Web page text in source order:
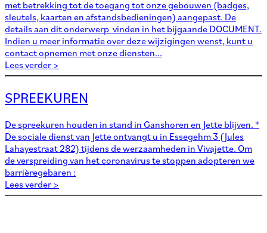
met betrekking tot de toegang tot onze gebouwen (badges,
sleutels, kaarten en afstandsbedieningen) aangepast. De
details aan dit onderwerp vinden in het bijgaande DOCUMENT.
Indien u meer informatie over deze wijzigingen wenst, kunt u
contact opnemen met onze diensten...
Lees verder >
SPREEKUREN
De spreekuren houden in stand in Ganshoren en Jette blijven. *
De sociale dienst van Jette ontvangt u in Essegehm 3 (Jules
Lahayestraat 282) tijdens de werzaamheden in Vivajette. Om
de verspreiding van het coronavirus te stoppen adopteren we
barrièregebaren :
Lees verder >